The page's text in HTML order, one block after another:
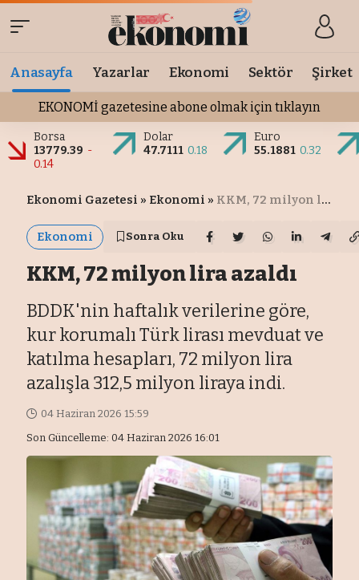
Anasayfa Yazarlar Ekonomi Sektör Şirket
EKONOMİ gazetesine abone olmak için tıklayın
Borsa
13779.39 -
0.14
Dolar
47.7111 0.18
Euro
55.1881 0.32
Ekonomi Gazetesi » Ekonomi » KKM, 72 milyon lira azaldı
Ekonomi Sonra Oku
KKM, 72 milyon lira azaldı
BDDK'nin haftalık verilerine göre,
kur korumalı Türk lirası mevduat ve
katılma hesapları, 72 milyon lira
azalışla 312,5 milyon liraya indi.
Son Güncelleme: 04 Haziran 2026 16:01
04 Haziran 2026 15:59